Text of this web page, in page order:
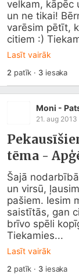
velkam, kāpēc
un ne tikai!
varēsim pētīt,
citiem :)
Lasīt vairāk
2 patīk · 3iesaka
Moni -
21. aug 2013
tēma -
Šajā
un virsū,
pašiem. Iesim
saistītās, gan
brīvo spēli
Tiekamies...
Lasīt vairāk
2 patīk · 3iesaka